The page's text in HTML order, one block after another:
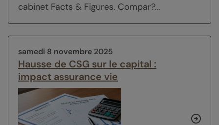
cabinet Facts & Figures. Compar?...
samedi 8 novembre 2025
Hausse de CSG sur le capital :
impact assurance vie